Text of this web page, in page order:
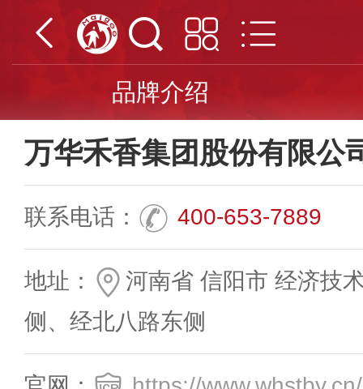
品牌介绍
万华禾香集团股份有限公
联系电话： 400-653-7889
地址：
河南省 信阳市 经济技
侧、经北八路东侧